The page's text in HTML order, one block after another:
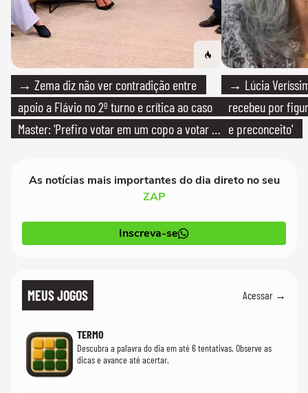
→ Zema diz não ver contradição entre
apoio a Flávio no 2º turno e crítica ao caso
Master: 'Prefiro votar em um copo a votar no
→ Lúcia
recebeu por
e preconceito'
As notícias mais importantes do dia direto no seu
ZAP
Inscreva-se
MEUS JOGOS Acessar →
TERMO
Descubra a palavra do dia em até 6 tentativas. Observe as
dicas e avance até acertar.